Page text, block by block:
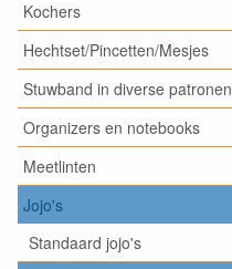
Kochers
Hechtset/Pincetten/Mesjes
Stuwband in diverse patronen
Organizers en notebooks
Meetlinten
Jojo's
Standaard jojo's